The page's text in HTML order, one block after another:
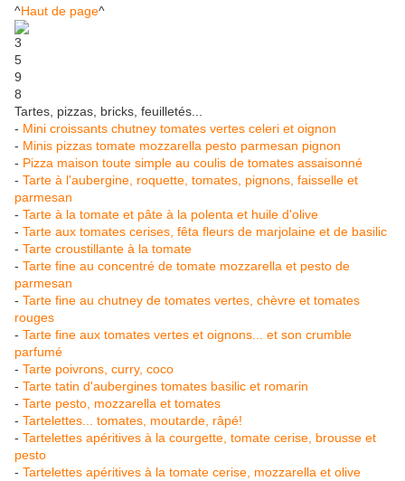
^Haut de page^
Tartes, pizzas, bricks, feuilletés...
- Mini croissants chutney tomates vertes celeri et oignon
- Minis pizzas tomate mozzarella pesto parmesan pignon
- Pizza maison toute simple au coulis de tomates assaisonné
- Tarte à l'aubergine, roquette, tomates, pignons, faisselle et
parmesan
- Tarte à la tomate et pâte à la polenta et huile d'olive
- Tarte aux tomates cerises, fêta fleurs de marjolaine et de basilic
- Tarte croustillante à la tomate
- Tarte fine au concentré de tomate mozzarella et pesto de
parmesan
- Tarte fine au chutney de tomates vertes, chèvre et tomates
rouges
- Tarte fine aux tomates vertes et oignons... et son crumble
parfumé
- Tarte poivrons, curry, coco
- Tarte tatin d'aubergines tomates basilic et romarin
- Tarte pesto, mozzarella et tomates
- Tartelettes... tomates, moutarde, râpé!
- Tartelettes apéritives à la courgette, tomate cerise, brousse et
pesto
- Tartelettes apéritives à la tomate cerise, mozzarella et olive